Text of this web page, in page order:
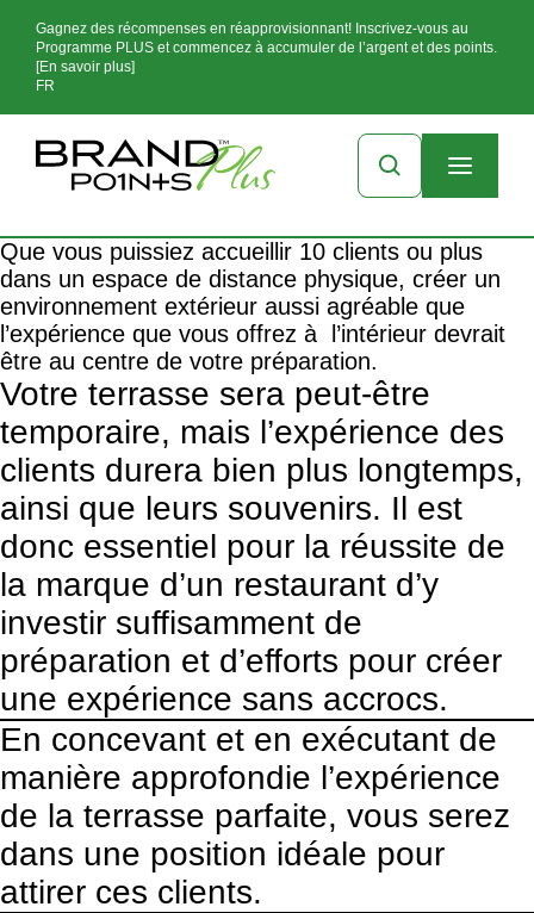
Gagnez des récompenses en réapprovisionnant! Inscrivez-vous au
Programme PLUS et commencez à accumuler de l’argent et des points.
[En savoir plus]
FR
Que vous puissiez accueillir 10 clients ou plus
dans un espace de distance physique, créer un
environnement extérieur aussi agréable que
l’expérience que vous offrez à l’intérieur devrait
être au centre de votre préparation.
Votre terrasse sera peut-être
temporaire, mais l’expérience des
clients durera bien plus longtemps,
ainsi que leurs souvenirs. Il est
donc essentiel pour la réussite de
la marque d’un restaurant d’y
investir suffisamment de
préparation et d’efforts pour créer
une expérience sans accrocs.
En concevant et en exécutant de
manière approfondie l’expérience
de la terrasse parfaite, vous serez
dans une position idéale pour
attirer ces clients.